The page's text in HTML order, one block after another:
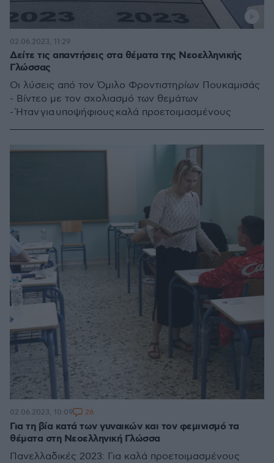
Δείτε τις απαντήσεις στα θέματα της Νεοελληνικής
Γλώσσας
Οι λύσεις από τον Όμιλο Φροντιστηρίων Πουκαμισάς
- Βίντεο με τον σχολιασμό των θεμάτων
- Ήταν για υποψήφιους καλά προετοιμασμένους
02.06.2023, 11:29
Για τη βία κατά των γυναικών και τον φεμινισμό τα
θέματα στη Νεοελληνική Γλώσσα
Πανελλαδικές 2023: Για καλά προετοιμασμένους
02.06.2023, 10:09 26